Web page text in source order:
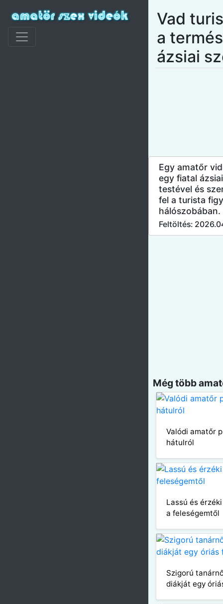
Vad
a
ázsiai
Egy amatőr
egy fiatal
testével és
fel a turista
hálószobában.
Feltöltés:
Még több
Valódi amatőr
hátulról
Lassú és
a feleségemtől
Szigorú
diákját egy